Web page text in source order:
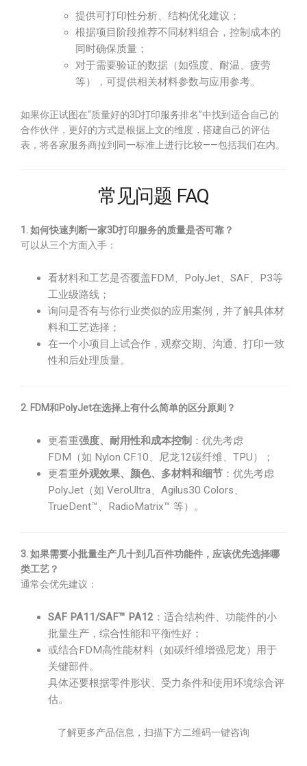
提供可打印性分析、结构优化建议；
根据项目阶段推荐不同材料组合，控制成本的
同时确保质量；
对于需要验证的数据（如强度、耐温、疲劳
等），可提供相关材料参数与应用参考。
如果你正试图在“质量好的3D打印服务排名”中找到适合自己的
合作伙伴，更好的方式是根据上文的维度，搭建自己的评估
表，将各家服务商拉到同一标准上进行比较——包括我们在内。
常见问题 FAQ
1. 如何快速判断一家3D打印服务的质量是否可靠？
可以从三个方面入手：
看材料和工艺是否覆盖FDM、PolyJet、SAF、P3等
工业级路线；
询问是否有与你行业类似的应用案例，并了解具体材
料和工艺选择；
在一个小项目上试合作，观察交期、沟通、打印一致
性和后处理质量。
2. FDM和PolyJet在选择上有什么简单的区分原则？
更看重强度、耐用性和成本控制 ：优先考虑
FDM（如 Nylon CF10、尼龙12碳纤维、TPU）；
更看重外观效果、颜色、多材料和细节 ：优先考虑
PolyJet（如 VeroUltra、Agilus30 Colors、
TrueDent™、RadioMatrix™ 等）。
3. 如果需要小批量生产几十到几百件功能件，应该优先选择哪
类工艺？
通常会优先建议：
SAF PA11/SAF™ PA12 ：适合结构件、功能件的小
批量生产，综合性能和平衡性好；
或结合FDM高性能材料（如碳纤维增强尼龙）用于
关键部件。
具体还要根据零件形状、受力条件和使用环境综合评
估。
了解更多产品信息，扫描下方二维码一键咨询